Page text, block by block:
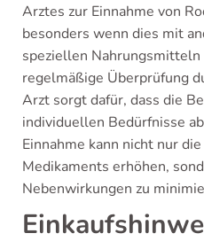
Arztes zur Einnahme von
besonders wenn dies mit
speziellen
regelmäßige Überprüfung
Arzt sorgt dafür, dass die
individuellen Bedürfnisse
Einnahme kann nicht nur
Medikaments erhöhen,
Nebenwirkungen zu